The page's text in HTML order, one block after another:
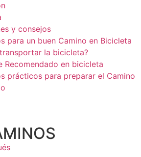
y consejos
para un buen Camino en Bicicleta
la bicicleta?
Recomendado en bicicleta
prácticos para preparar el Camino